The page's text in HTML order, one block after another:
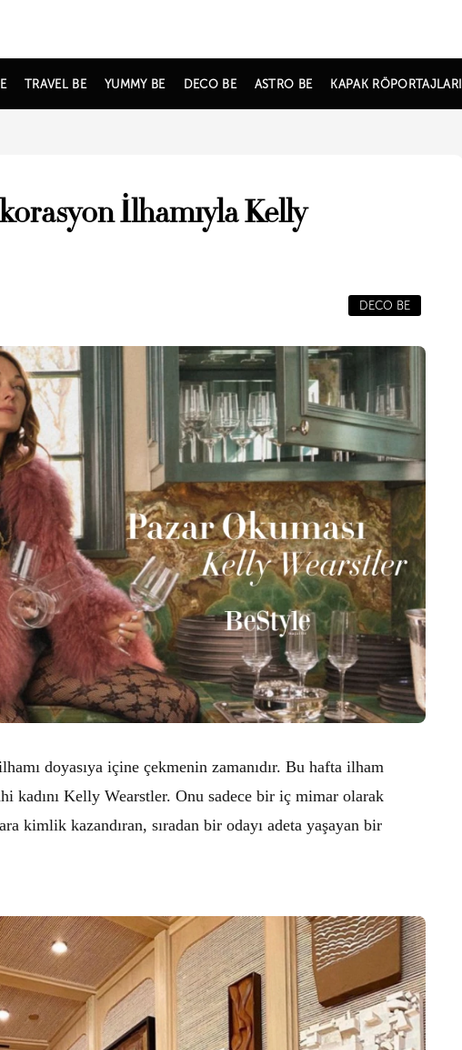
TRAVEL BE YUMMY BE DECO BE ASTRO BE KAPAK RÖPORTAJLARI
İlhamıyla Kelly
DECO BE
doyasıya içine çekmenin zamanıdır. Bu hafta ilham
kadını Kelly Wearstler. Onu sadece bir iç mimar olarak
kimlik kazandıran, sıradan bir odayı adeta yaşayan bir